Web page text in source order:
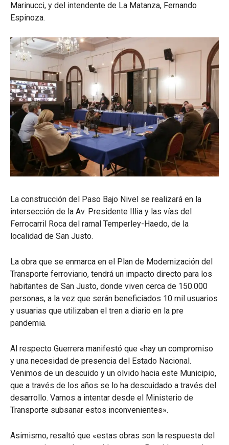
Marinucci, y del intendente de La Matanza, Fernando
Espinoza.
La construcción del Paso Bajo Nivel se realizará en la
intersección de la Av. Presidente Illia y las vías del
Ferrocarril Roca del ramal Temperley-Haedo, de la
localidad de San Justo.
La obra que se enmarca en el Plan de Modernización del
Transporte ferroviario, tendrá un impacto directo para los
habitantes de San Justo, donde viven cerca de 150.000
personas, a la vez que serán beneficiados 10 mil usuarios
y usuarias que utilizaban el tren a diario en la pre
pandemia.
Al respecto Guerrera manifestó que «hay un compromiso
y una necesidad de presencia del Estado Nacional.
Venimos de un descuido y un olvido hacia este Municipio,
que a través de los años se lo ha descuidado a través del
desarrollo. Vamos a intentar desde el Ministerio de
Transporte subsanar estos inconvenientes».
Asimismo, resaltó que «estas obras son la respuesta del